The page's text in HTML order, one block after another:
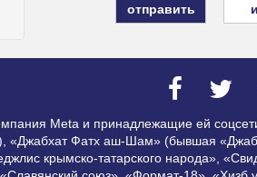
Meta и принадлежащие ей
«Джабхат Фатх аш-Шам» (бывшая
крымско-татарского народа»,